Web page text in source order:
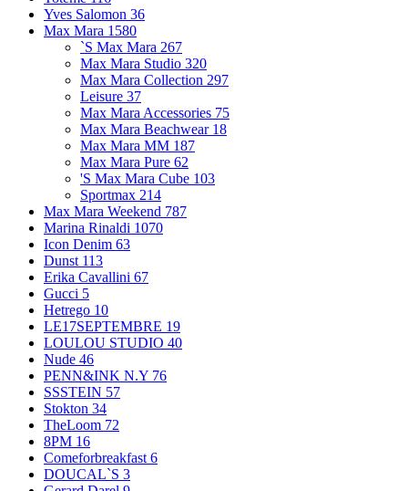
Yves Salomon 36
Max Mara 1580
`S Max Mara 267
Max Mara Studio 320
Max Mara Collection 297
Leisure 37
Max Mara Accessories 75
Max Mara Beachwear 18
Max Mara MM 187
Max Mara Pure 62
'S Max Mara Cube 103
Sportmax 214
Max Mara Weekend 787
Marina Rinaldi 1070
Icon Denim 63
Dunst 113
Erika Cavallini 67
Gucci 5
Hetrego 10
LE17SEPTEMBRE 19
LOULOU STUDIO 40
Nude 46
PENN&INK N.Y 76
SSSTEIN 57
Stokton 34
TheLoom 72
8PM 16
Comeforbreakfast 6
DOUCAL`S 3